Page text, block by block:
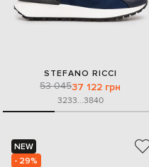
STEFANO RICCI
53 04537 122 грн
3233...3840
NEW
- 29%